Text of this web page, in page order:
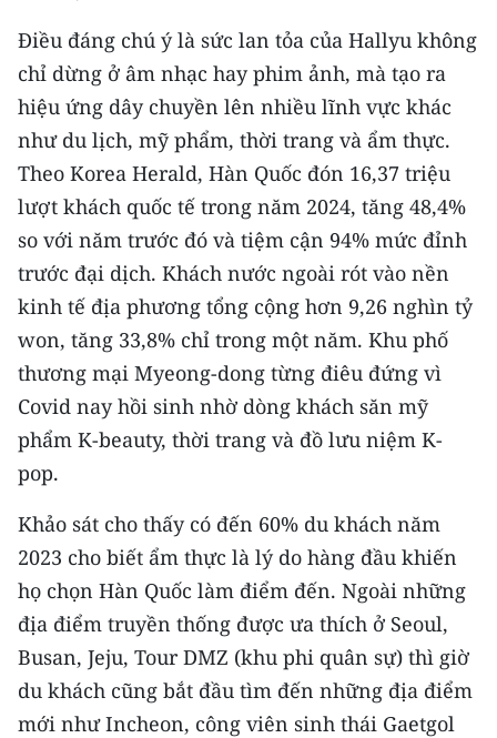
Điều đáng chú ý là sức lan tỏa của Hallyu không
chỉ dừng ở âm nhạc hay phim ảnh, mà tạo ra
hiệu ứng dây chuyền lên nhiều lĩnh vực khác
như du lịch, mỹ phẩm, thời trang và ẩm thực.
Theo Korea Herald, Hàn Quốc đón 16,37 triệu
lượt khách quốc tế trong năm 2024, tăng 48,4%
so với năm trước đó và tiệm cận 94% mức đỉnh
trước đại dịch. Khách nước ngoài rót vào nền
kinh tế địa phương tổng cộng hơn 9,26 nghìn tỷ
won, tăng 33,8% chỉ trong một năm. Khu phố
thương mại Myeong-dong từng điêu đứng vì
Covid nay hồi sinh nhờ dòng khách săn mỹ
phẩm K-beauty, thời trang và đồ lưu niệm K-
pop.
Khảo sát cho thấy có đến 60% du khách năm
2023 cho biết ẩm thực là lý do hàng đầu khiến
họ chọn Hàn Quốc làm điểm đến. Ngoài những
địa điểm truyền thống được ưa thích ở Seoul,
Busan, Jeju, Tour DMZ (khu phi quân sự) thì giờ
du khách cũng bắt đầu tìm đến những địa điểm
mới như Incheon, công viên sinh thái Gaetgol